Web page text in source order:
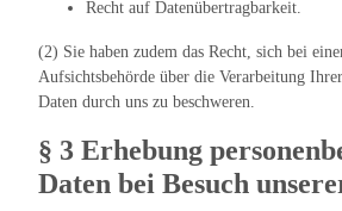
Recht auf Datenübertragbarkeit.
(2) Sie haben zudem das Recht, sich bei
Aufsichtsbehörde über die Verarbeitung
Daten durch uns zu beschweren.
§ 3 Erhebung
Daten bei Besuch